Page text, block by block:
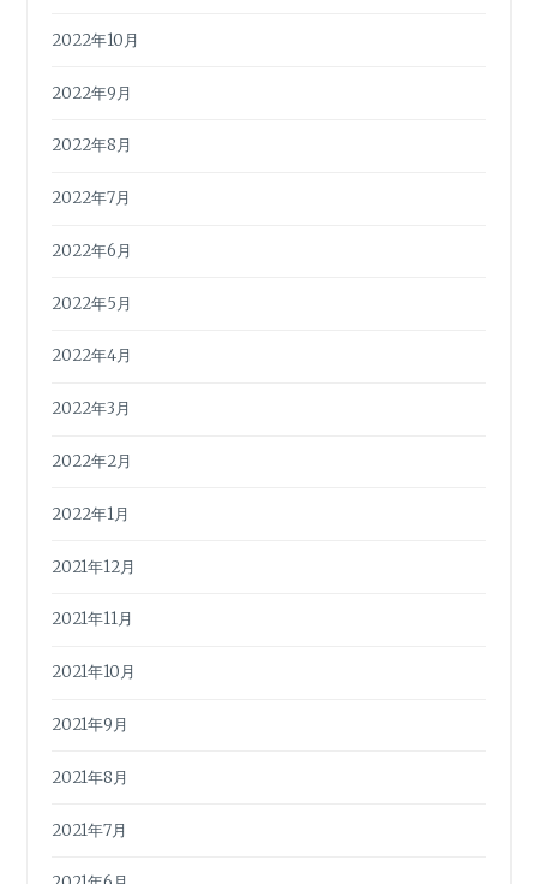
2022年10月
2022年9月
2022年8月
2022年7月
2022年6月
2022年5月
2022年4月
2022年3月
2022年2月
2022年1月
2021年12月
2021年11月
2021年10月
2021年9月
2021年8月
2021年7月